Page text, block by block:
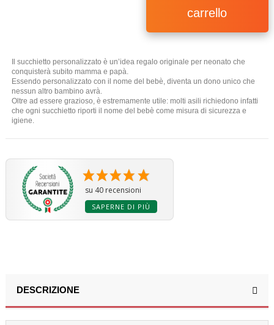
(40 ratings)
carrello
Il succhietto personalizzato è un’idea regalo originale per neonato che
conquisterà subito mamma e papà.
Essendo personalizzato con il nome del bebè, diventa un dono unico che
nessun altro bambino avrà.
Oltre ad essere grazioso, è estremamente utile: molti asili richiedono infatti
che ogni succhietto riporti il nome del bebè come misura di sicurezza e
igiene.
su 40 recensioni
SAPERNE DI PIÙ
DESCRIZIONE